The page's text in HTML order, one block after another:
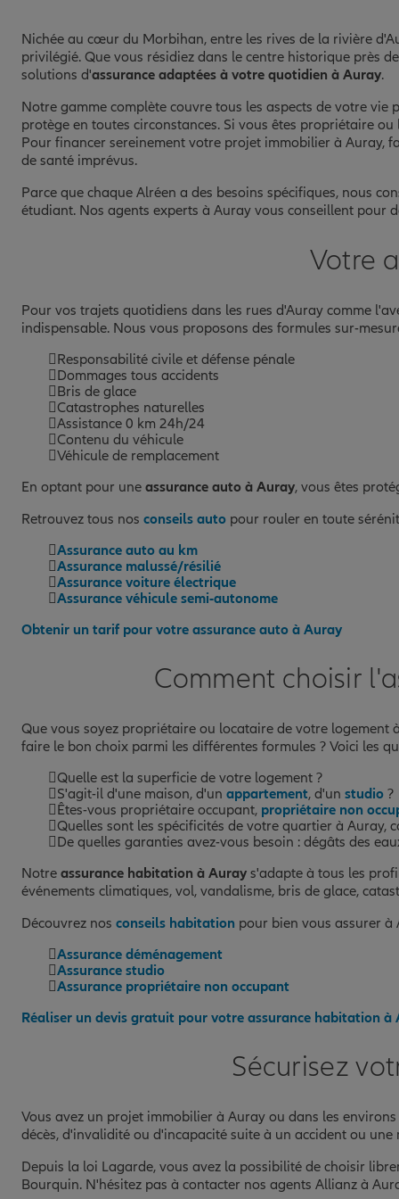
Nichée au cœur du Morbihan, entre les rives de la rivière
privilégié. Que vous résidiez dans le centre historique près
solutions d'assurance adaptées à votre quotidien à Auray.
Notre gamme complète couvre tous les aspects de votre
protège en toutes circonstances. Si vous êtes propriétaire
Pour financer sereinement votre projet immobilier à Auray,
de santé imprévus.
Parce que chaque Alréen a des besoins spécifiques, nous
étudiant. Nos agents experts à Auray vous conseillent pour
Votre
Pour vos trajets quotidiens dans les rues d'Auray comme
indispensable. Nous vous proposons des formules sur-
Responsabilité civile et défense pénale
Dommages tous accidents
Bris de glace
Catastrophes naturelles
Assistance 0 km 24h/24
Contenu du véhicule
Véhicule de remplacement
En optant pour une assurance auto à Auray, vous êtes
Retrouvez tous nos conseils auto pour rouler en toute
Assurance auto au km
Assurance malussé/résilié
Assurance voiture électrique
Assurance véhicule semi-autonome
Obtenir un tarif pour votre assurance auto à Auray
Comment choisir
Que vous soyez propriétaire ou locataire de votre logement
faire le bon choix parmi les différentes formules ? Voici les
Quelle est la superficie de votre logement ?
S'agit-il d'une maison, d'un appartement, d'un studio ?
Êtes-vous propriétaire occupant, propriétaire non
Quelles sont les spécificités de votre quartier à Auray,
De quelles garanties avez-vous besoin : dégâts des
Notre assurance habitation à Auray s'adapte à tous les
événements climatiques, vol, vandalisme, bris de glace,
Découvrez nos conseils habitation pour bien vous assurer à
Assurance déménagement
Assurance studio
Assurance propriétaire non occupant
Réaliser un devis gratuit pour votre assurance habitation à
Sécurisez
Vous avez un projet immobilier à Auray ou dans les environs
décès, d'invalidité ou d'incapacité suite à un accident ou
Depuis la loi Lagarde, vous avez la possibilité de choisir
Bourquin. N'hésitez pas à contacter nos agents Allianz à